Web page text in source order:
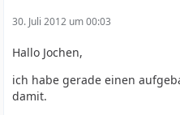
30. Juli 2012 um 00:03
Hallo Jochen,
ich habe gerade einen
damit.